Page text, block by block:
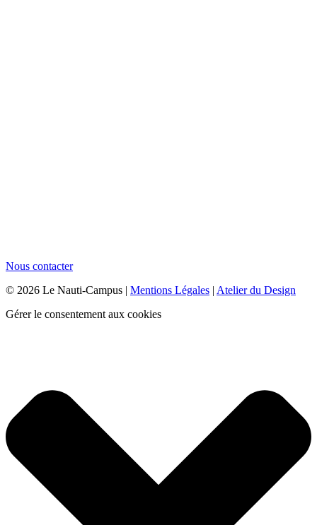
Nous contacter
© 2026 Le Nauti-Campus | Mentions Légales | Atelier du Design
Gérer le consentement aux cookies